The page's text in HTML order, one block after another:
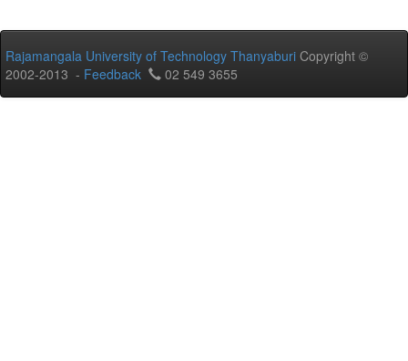
Rajamangala University of Technology Thanyaburi Copyright ©
2002-2013 - Feedback 02 549 3655